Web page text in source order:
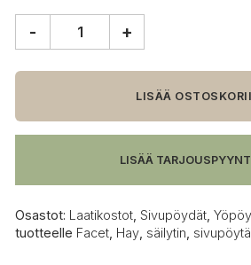
säilytin,
vaaleanharmaa
määrä
- +
LISÄÄ
LISÄÄ
Osastot: Laatikostot Sivupöydät
tuotteelle Facet Hay säilytin sivupöytä